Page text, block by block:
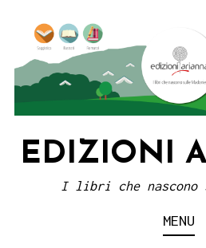
content
EDIZIONI
I libri che nascono
MENU